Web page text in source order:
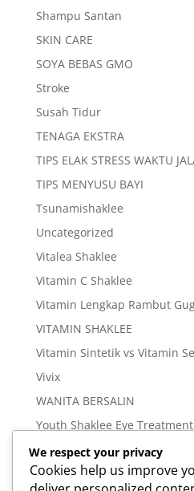
Shampu Santan
SKIN CARE
SOYA BEBAS GMO
Stroke
Susah Tidur
TENAGA EKSTRA
TIPS ELAK STRESS WAKTU
TIPS MENYUSU BAYI
Tsunamishaklee
Uncategorized
Vitalea Shaklee
Vitamin C Shaklee
Vitamin Lengkap Rambut
VITAMIN SHAKLEE
Vitamin Sintetik vs Vitamin
Vivix
WANITA BERSALIN
Youth Shaklee Eye Treatment
YOUTH SKIN CARE SERIES
We respect your privacy
Cookies help us improve